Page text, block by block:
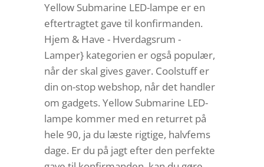
Yellow Submarine LED-lampe er en
eftertragtet gave til konfirmanden.
Hjem & Have - Hverdagsrum -
Lamper} kategorien er også populær,
når der skal gives gaver. Coolstuff er
din on-stop webshop, når det handler
om gadgets. Yellow Submarine LED-
lampe kommer med en returret på
hele 90, ja du læste rigtige, halvfems
dage. Er du på jagt efter den perfekte